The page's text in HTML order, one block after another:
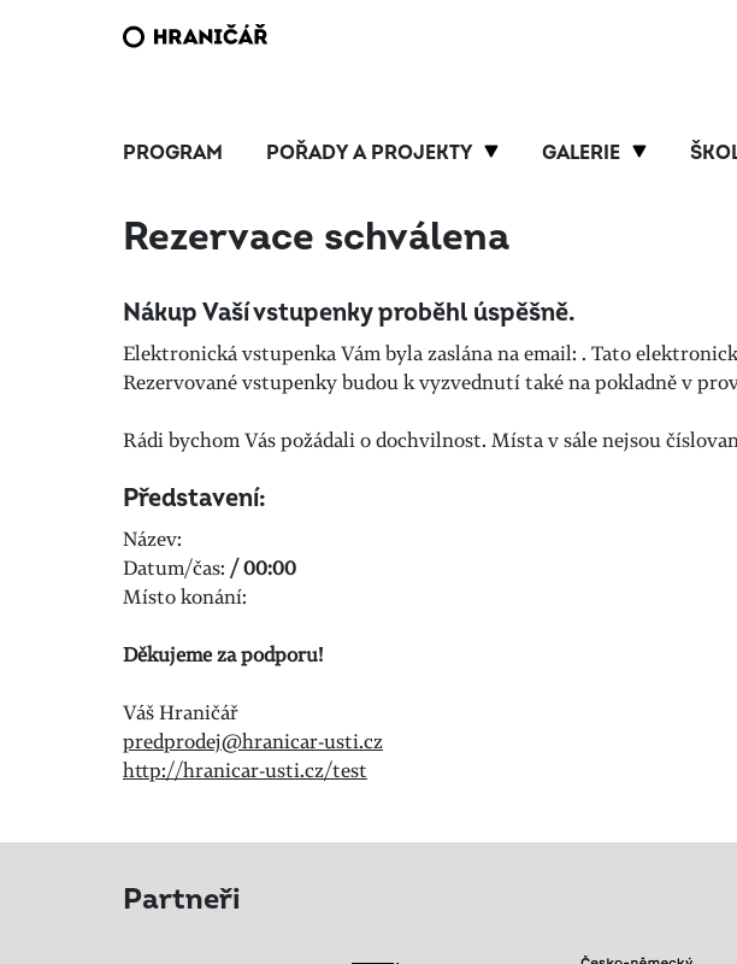
PROGRAM POŘADY A PROJEKTY GALERIE
Rezervace schválena
Nákup Vaší vstupenky proběhl úspěšně.
Elektronická vstupenka Vám byla zaslána na email: . Tato
Rezervované vstupenky budou k vyzvednutí také na pokladně v
Rádi bychom Vás požádali o dochvilnost. Místa v sále nejsou
Představení:
Název:
Datum/čas: / 00:00
Místo konání:
Děkujeme za podporu!
Váš Hraničář
predprodej@hranicar-usti.cz
http://hranicar-usti.cz/test
Partneři